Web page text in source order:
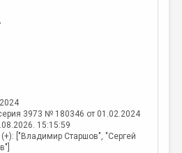
3973 № 180346 от 01.02.2024
15:15:59
["Владимир Старшов", "Сергей